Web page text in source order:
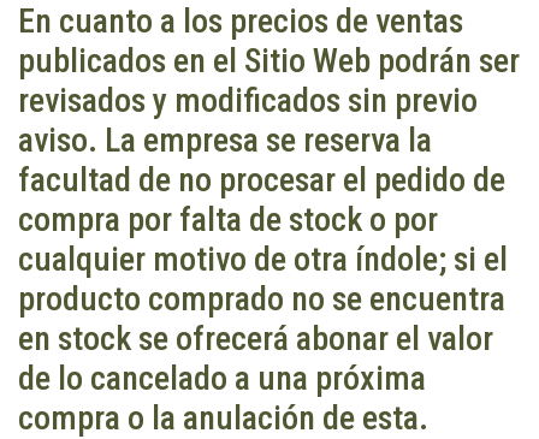
En cuanto a los precios de ventas
publicados en el Sitio Web podrán ser
revisados y modificados sin previo
aviso. La empresa se reserva la
facultad de no procesar el pedido de
compra por falta de stock o por
cualquier motivo de otra índole; si el
producto comprado no se encuentra
en stock se ofrecerá abonar el valor
de lo cancelado a una próxima
compra o la anulación de esta.